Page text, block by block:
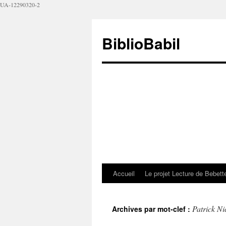
UA-12290320-2
BiblioBabil
Accueil Le projet Lecture de
Archives par mot-clef : Patrick